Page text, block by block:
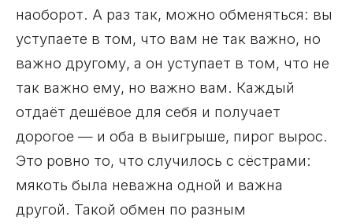
наоборот. А раз так, можно обменяться: вы
уступаете в том, что вам не так важно, но
важно другому, а он уступает в том, что не
так важно ему, но важно вам. Каждый
отдаёт дешёвое для себя и получает
дорогое — и оба в выигрыше, пирог вырос.
Это ровно то, что случилось с сёстрами:
мякоть была неважна одной и важна
другой. Такой обмен по разным